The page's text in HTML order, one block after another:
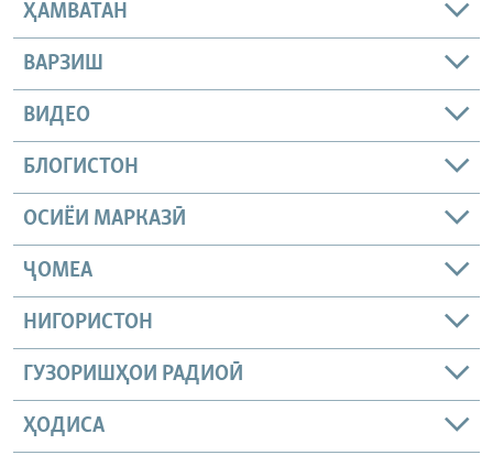
ҲАМВАТАН
ВАРЗИШ
ВИДЕО
БЛОГИСТОН
ОСИЁИ МАРКАЗӢ
ҶОМEА
НИГОРИСТОН
ГУЗОРИШҲОИ РАДИОӢ
ҲОДИСА